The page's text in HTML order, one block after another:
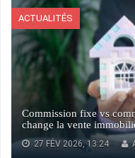
ACTUALITÉS
Commission fixe vs
change la vente
27 FÉV 2026, 13:24